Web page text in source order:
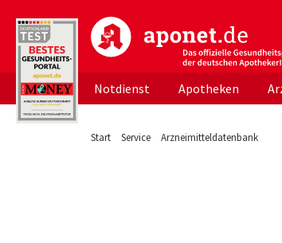
aponet.de - Das offizielle
Notdienst Apotheken
Start Service Arzneimitteldatenbank